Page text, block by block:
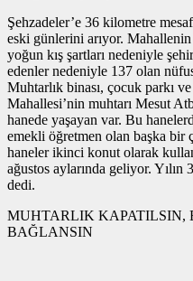
Şehzadeler’e 36 kilometre
eski günlerini arıyor.
yoğun kış şartları nedeniyle
edenler nedeniyle 137 olan
Muhtarlık binası, çocuk parkı
Mahallesi’nin muhtarı Mesut
hanede yaşayan var. Bu
emekli öğretmen olan başka bir
haneler ikinci konut olarak
ağustos aylarında geliyor. Yılın
dedi.
MUHTARLIK KAPATILSIN,
BAĞLANSIN